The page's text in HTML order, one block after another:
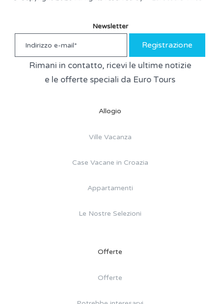
Newsletter
Registrazione
Rimani in contatto, ricevi le ultime notizie
e le offerte speciali da Euro Tours
Allogio
Ville Vacanza
Case Vacane in Croazia
Appartamenti
Le Nostre Selezioni
Offerte
Offerte